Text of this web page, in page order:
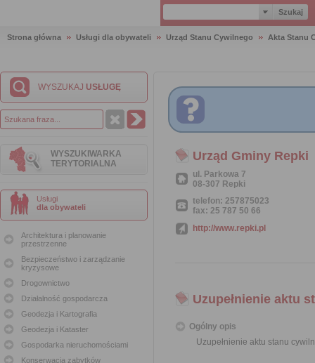
Strona główna Usługi dla obywateli Urząd Stanu Cywilnego Akta Stanu
WYSZUKAJ USŁUGĘ
WYSZUKIWARKA
TERYTORIALNA
Usługi
dla obywateli
Architektura i planowanie
przestrzenne
Bezpieczeństwo i zarządzanie
kryzysowe
Drogownictwo
Działalność gospodarcza
Geodezja i Kartografia
Geodezja i Kataster
Gospodarka nieruchomościami
Konserwacja zabytków
Urząd Gminy Repki
ul. Parkowa 7
08-307 Repki
telefon: 257875023
fax: 25 787 50 66
http://www.repki.pl
Uzupełnienie aktu
Ogólny opis
Uzupełnienie aktu stanu